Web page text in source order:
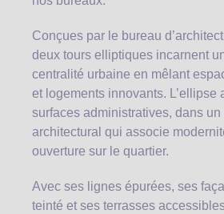
Conçues par le bureau
deux tours elliptiques incarnent
centralité urbaine en mêlant
et logements innovants. L’ellipse
surfaces administratives, dans un
architectural qui associe
ouverture sur le quartier.
Avec ses lignes épurées, ses
teinté et ses terrasses